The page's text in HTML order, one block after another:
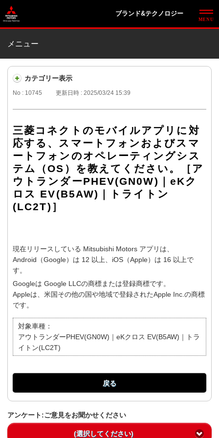
ブランド&テクノロジー
メニュー
カテゴリー表示
No : 10745 更新日時 : 2025/03/24 15:39
三菱コネクトのモバイルアプリに対
応する、スマートフォンおよびスマ
ートフォンのオペレーティングシス
テム（OS）を教えてください。［ア
ウトランダーPHEV(GN0W)｜eKク
ロス EV(B5AW)｜トライトン
(LC2T)］
現在リリースしている Mitsubishi Motors アプリは、
Android（Google）は 12 以上、iOS（Apple）は 16 以上で
す。
Googleは Google LLCの商標または登録商標です。
Appleは、米国その他の国や地域で登録されたApple Inc.の商標
です。
対象車種：
アウトランダーPHEV(GN0W)｜eKクロス EV(B5AW)｜トラ
イトン(LC2T)
戻る
アンケート:ご意見をお聞かせください
(選択してください)